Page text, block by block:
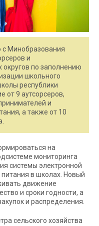
с Минобразования
и
по заполнению
школьного
республики
от 9 аутсорсеров,
и
а также от 10
на
мониторинга
системы электронной
в школах. Новый
движение
и сроки годности, а
и распределения.
сельского хозяйства